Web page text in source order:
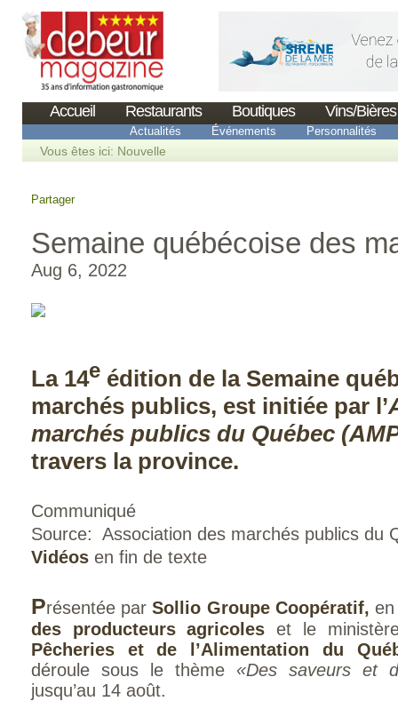
Accueil Restaurants Boutiques Vins/Bières
Actualités Événements Personnalités
Vous êtes ici: Nouvelle
Partager
Semaine québécoise des
Aug 6, 2022
La 14e édition de la Semaine
marchés publics, est initiée par l’
marchés publics du Québec
travers la province.
Communiqué
Source: Association des marchés publics du
Vidéos en fin de texte
Présentée parSollio Groupe Coopératif, en
des producteurs agricoles et le
Pêcheries et de l’Alimentation du
déroule sous le thème «Des saveurs et
jusqu’au 14 août.